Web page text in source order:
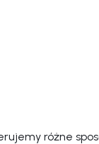
różne